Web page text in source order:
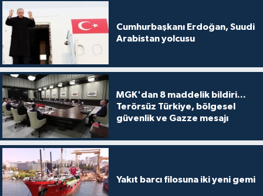
Cumhurbaşkanı Erdoğan, Suudi
Arabistan yolcusu
MGK'dan 8 maddelik bildiri...
Terörsüz Türkiye, bölgesel
güvenlik ve Gazze mesajı
Yakıt barcı filosuna iki yeni gemi